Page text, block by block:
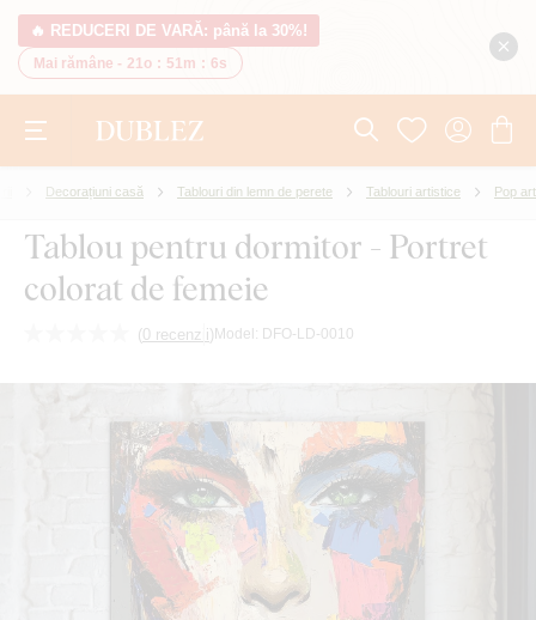
🔥 REDUCERI DE VARĂ: până la 30%!
Mai rămâne - 21o : 51m : 5s
Decorațiuni casă Tablouri din lemn de perete Tablouri artistice Pop art
Tablou pentru dormitor - Portret
colorat de femeie
(0 recenzii) Model: DFO-LD-0010